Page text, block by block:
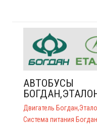
АВТОБУСЫ
Двигатель
Система питания